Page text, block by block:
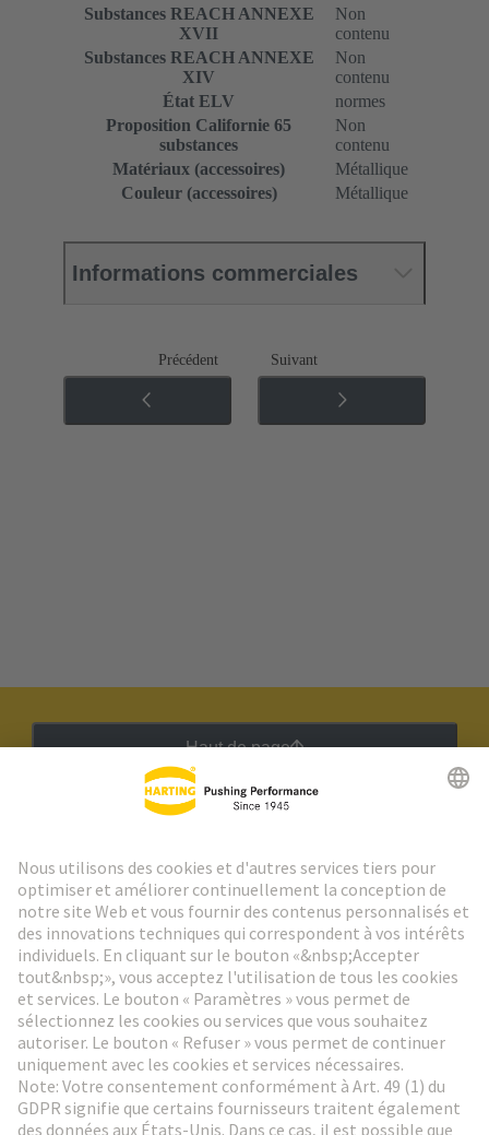
Substances REACH ANNEXE
XVII
Non
contenu
Substances REACH ANNEXE
XIV
Non
contenu
État ELV
normes
Proposition Californie 65
substances
Non
contenu
Matériaux (accessoires)
Métallique
Couleur (accessoires)
Métallique
Informations commerciales
Précédent Suivant
Haut de page
Aller à l'inscription
Social Media